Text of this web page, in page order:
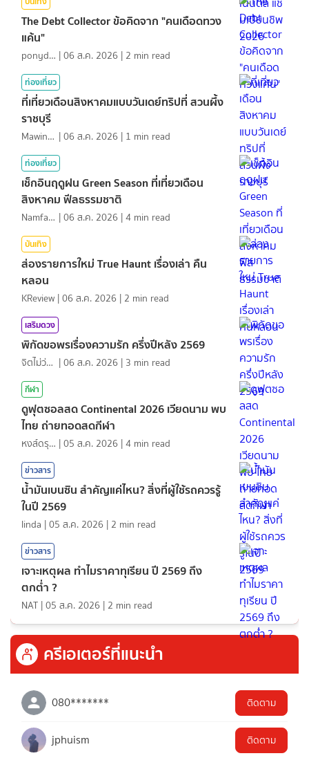
The Debt Collector ข้อคิดจาก "คนเดือดทวง
แค้น"
ponydiary |06 ส.ค. 2026 | 2 min read
ท่องเที่ยว
ที่เที่ยวเดือนสิงหาคมแบบวันเดย์ทริปที่ สวนผึ้ง
ราชบุรี
MawinMatravel |06 ส.ค. 2026 | 1 min read
ท่องเที่ยว
เช็กอินฤดูฝน Green Season ที่เที่ยวเดือน
สิงหาคม ฟีลธรรมชาติ
NamfahPhupha |06 ส.ค. 2026 |4 min read
บันเทิง
ส่องรายการใหม่ True Haunt เรื่องเล่า คืน
หลอน
KReview |06 ส.ค. 2026 | 2 min read
เสริมดวง
พิกัดขอพรเรื่องความรัก ครึ่งปีหลัง 2569
จิตไม่ว่าง |06 ส.ค. 2026 | 3 min read
กีฬา
ดูฟุตซอลสด Continental 2026 เวียดนาม พบ
ไทย ถ่ายทอดสดกีฬา
หงส์ดรุณ |05 ส.ค. 2026 |4 min read
ข่าวสาร
น้ำมันเบนซิน สำคัญแค่ไหน? สิ่งที่ผู้ใช้รถควรรู้
ในปี 2569
linda |05 ส.ค. 2026 | 2 min read
ข่าวสาร
เจาะเหตุผล ทำไมราคาทุเรียน ปี 2569 ถึง
ตกต่ำ ?
NAT |05 ส.ค. 2026 | 2 min read
ครีเอเตอร์ที่แนะนำ
080******* ติดตาม
jphuism ติดตาม